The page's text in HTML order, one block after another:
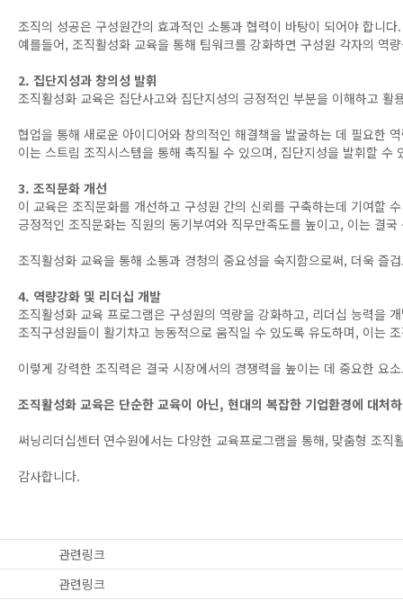
조직의 성공은 구성원간의 효과적인 소통과 협력이 바탕이 되어야 합니다.
예를들어, 조직활성화 교육을 통해 팀워크를 강화하면 구성원 각자의 역
2. 집단지성과 창의성 발휘
조직활성화 교육은 집단사고와 집단지성의 긍정적인 부분을 이해하고 활
협업을 통해 새로운 아이디어와 창의적인 해결책을 발굴하는 데 필요한
이는 스트림 조직시스템을 통해 촉직될 수 있으며, 집단지성을 발휘할 수
3. 조직문화 개선
이 교육은 조직문화를 개선하고 구성원 간의 신뢰를 구축하는데 기여할
긍정적인 조직문화는 직원의 동기부여와 직무만족도를 높이고, 이는 결
조직활성화 교육을 통해 소통과 경청의 중요성을 숙지함으로써, 더욱 즐
4. 역량강화 및 리더십 개발
조직활성화 교육 프로그램은 구성원의 역량을 강화하고, 리더십 능력을
조직구성원들이 활기차고 능동적으로 움직일 수 있도록 유도하며, 이는
이렇게 강력한 조직력은 결국 시장에서의 경쟁력을 높이는 데 중요한 요
조직활성화 교육은 단순한 교육이 아닌, 현대의 복잡한 기업환경에 대처
써닝리더십센터 연수원에서는 다양한 교육프로그램을 통해, 맞춤형 조
감사합니다.
관련링크
관련링크